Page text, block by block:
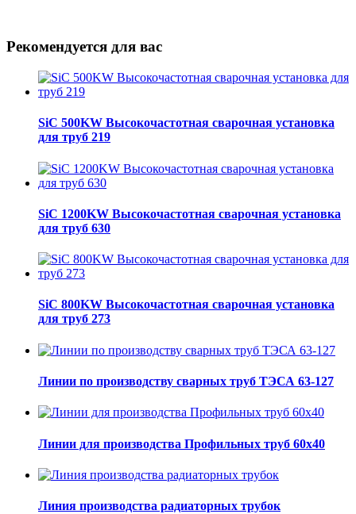
Рекомендуется для вас
SiC 500KW Высокочастотная сварочная установка
для труб 219
SiC 1200KW Высокочастотная сварочная установка
для труб 630
SiC 800KW Высокочастотная сварочная установка
для труб 273
Линии по производству сварных труб ТЭСА 63-127
Линии для производства Профильных труб 60х40
Линия производства радиаторных трубок